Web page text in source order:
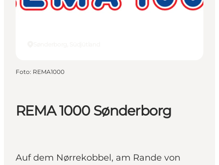
Reiseplanung
REMA 1000 Sønderborg
Auf dem Nørrekobbel, am Rande von
Foto: REMA1000